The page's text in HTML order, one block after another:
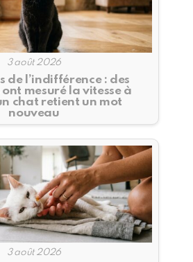
3 août 2026
de l’indifférence : des
mesuré la vitesse à
chat retient un mot
nouveau
3 août 2026